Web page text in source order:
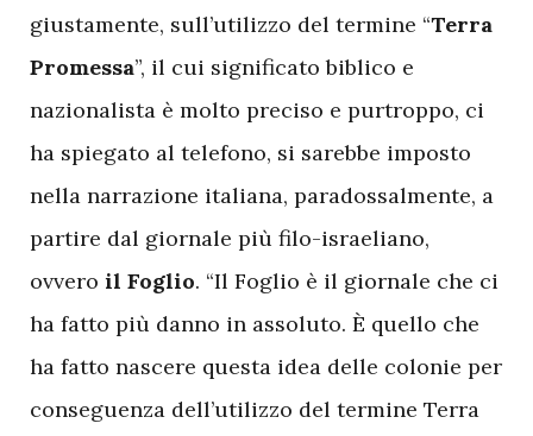
giustamente, sull’utilizzo del termine “Terra
Promessa”, il cui significato biblico e
nazionalista è molto preciso e purtroppo, ci
ha spiegato al telefono, si sarebbe imposto
nella narrazione italiana, paradossalmente, a
partire dal giornale più filo-israeliano,
ovvero il Foglio. “Il Foglio è il giornale che ci
ha fatto più danno in assoluto. È quello che
ha fatto nascere questa idea delle colonie per
conseguenza dell’utilizzo del termine Terra